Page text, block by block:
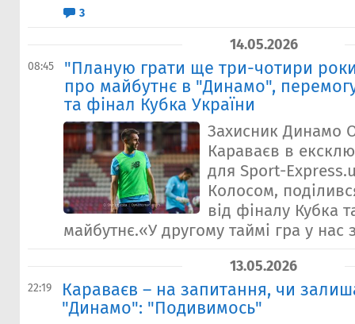
3
14.05.2026
08:45
"Планую грати ще три-чотири
про майбутнє в "Динамо",
та фінал Кубка України
Захисник Динамо
Караваєв в
для Sport-
Колосом,
від фіналу Кубка
майбутнє.«У другому таймі гра у нас
13.05.2026
22:19
Караваєв – на запитання, чи
"Динамо": "Подивимось"